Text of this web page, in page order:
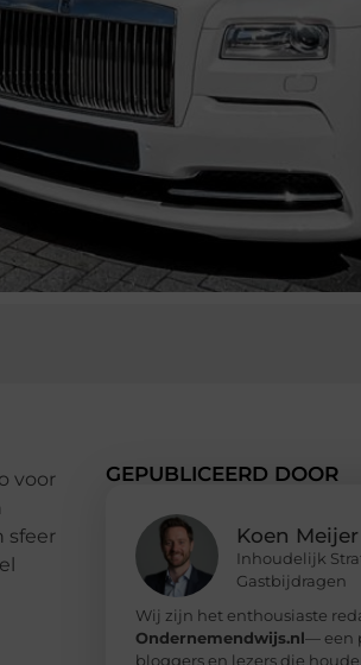
voor
sfeer
GEPUBLICEERD DOOR
Koen Meijer
Inhoudelijk
Gastbijdragen
Wij zijn het enthousiaste
Ondernemendwijs.nl— een
bloggers en lezers die